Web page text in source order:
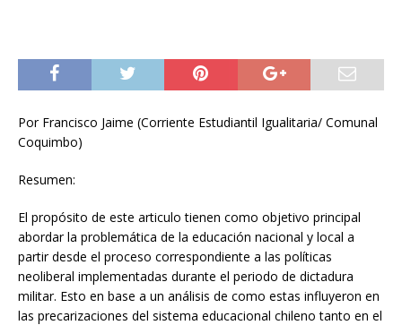
Por Francisco Jaime (Corriente Estudiantil Igualitaria/ Comunal
Coquimbo)
Resumen:
El propósito de este articulo tienen como objetivo principal
abordar la problemática de la educación nacional y local a
partir desde el proceso correspondiente a las políticas
neoliberal implementadas durante el periodo de dictadura
militar. Esto en base a un análisis de como estas influyeron en
las precarizaciones del sistema educacional chileno tanto en el